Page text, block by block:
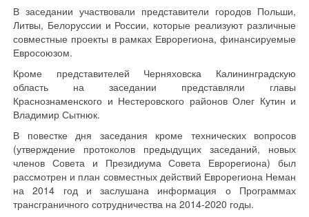
В заседании участвовали представители городов Польши,
Литвы, Белоруссии и России, которые реализуют различные
совместные проекты в рамках Еврорегиона, финансируемые
Евросоюзом.
Кроме представителей Черняховска Калининградскую
область на заседании представляли главы
Краснознаменского и Нестеровского районов Олег Кутин и
Владимир Сытнюк.
В повестке дня заседания кроме технических вопросов
(утверждение протоколов предыдущих заседаний, новых
членов Совета и Президиума Совета Еврорегиона) был
рассмотрен и план совместных действий Еврорегиона Неман
на 2014 год и заслушана информация о Программах
трансграничного сотрудничества на 2014-2020 годы.